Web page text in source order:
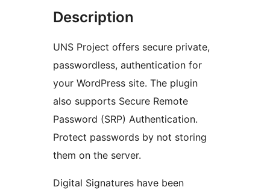
Description
UNS Project offers secure private,
passwordless, authentication for
your WordPress site. The plugin
also supports Secure Remote
Password (SRP) Authentication.
Protect passwords by not storing
them on the server.
Digital Signatures have been